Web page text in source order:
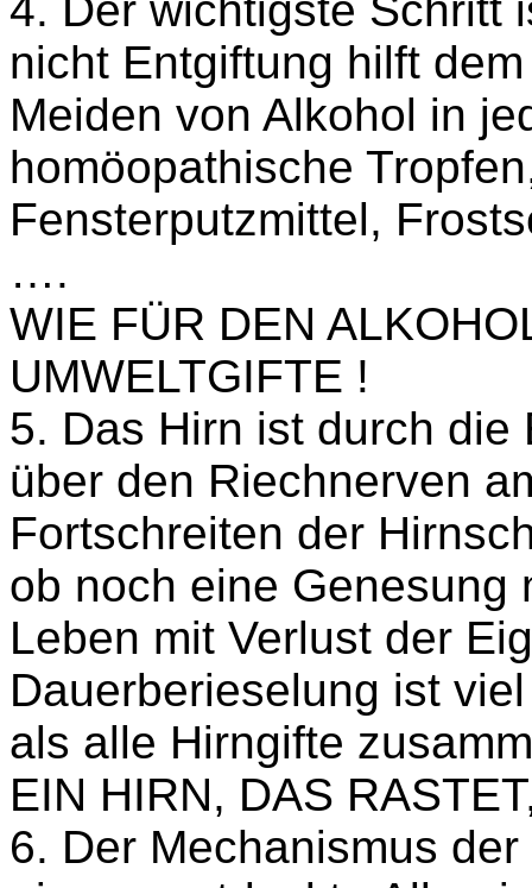
nicht Entgiftung hilft
Meiden von Alkohol in
homöopathische
Fensterputzmittel,
….
WIE FÜR DEN
UMWELTGIFTE !
5. Das Hirn ist durch die
über den Riechnerven
Fortschreiten der
ob noch eine Genesung
Leben mit Verlust der
Dauerberieselung ist
als alle Hirngifte
EIN HIRN, DAS
6. Der Mechanismus